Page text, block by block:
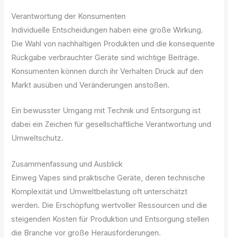
Verantwortung der Konsumenten
Individuelle Entscheidungen haben eine große Wirkung.
Die Wahl von nachhaltigen Produkten und die konsequente
Rückgabe verbrauchter Geräte sind wichtige Beiträge.
Konsumenten können durch ihr Verhalten Druck auf den
Markt ausüben und Veränderungen anstoßen.
Ein bewusster Umgang mit Technik und Entsorgung ist
dabei ein Zeichen für gesellschaftliche Verantwortung und
Umweltschutz.
Zusammenfassung und Ausblick
Einweg Vapes sind praktische Geräte, deren technische
Komplexität und Umweltbelastung oft unterschätzt
werden. Die Erschöpfung wertvoller Ressourcen und die
steigenden Kosten für Produktion und Entsorgung stellen
die Branche vor große Herausforderungen.